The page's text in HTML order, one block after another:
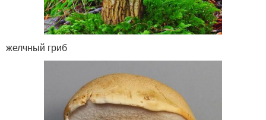
желчный гриб